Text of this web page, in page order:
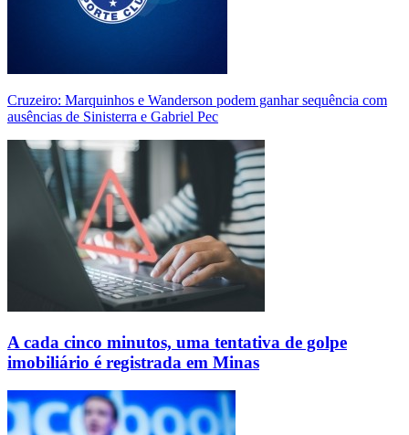
Cruzeiro: Marquinhos e Wanderson podem ganhar sequência com
ausências de Sinisterra e Gabriel Pec
A cada cinco minutos, uma tentativa de golpe
imobiliário é registrada em Minas